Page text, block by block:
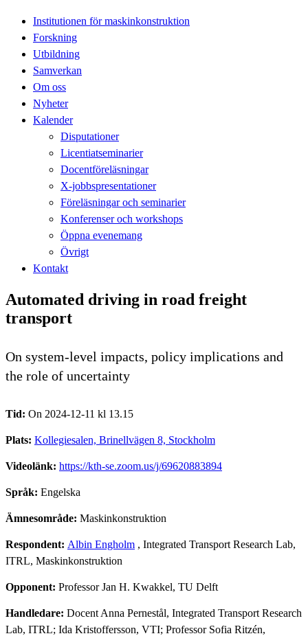
Institutionen för maskinkonstruktion
Forskning
Utbildning
Samverkan
Om oss
Nyheter
Kalender
Disputationer
Licentiatseminarier
Docentföreläsningar
X-jobbspresentationer
Föreläsningar och seminarier
Konferenser och workshops
Öppna evenemang
Övrigt
Kontakt
Automated driving in road freight
transport
On system-level impacts, policy implications and
the role of uncertainty
Tid: On 2024-12-11 kl 13.15
Plats: Kollegiesalen, Brinellvägen 8, Stockholm
Videolänk: https://kth-se.zoom.us/j/69620883894
Språk: Engelska
Ämnesområde: Maskinkonstruktion
Respondent: Albin Engholm , Integrated Transport Research Lab,
ITRL, Maskinkonstruktion
Opponent: Professor Jan H. Kwakkel, TU Delft
Handledare: Docent Anna Pernestål, Integrated Transport Research
Lab, ITRL; Ida Kristoffersson, VTI; Professor Sofia Ritzén,